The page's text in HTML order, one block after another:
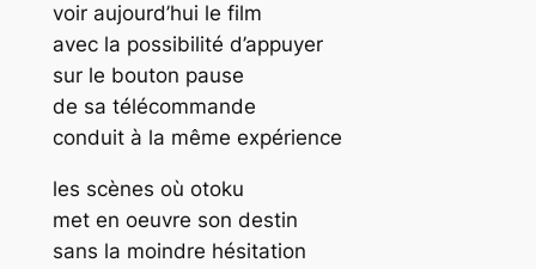
voir aujourd’hui le film
avec la possibilité d’appuyer
sur le bouton pause
de sa télécommande
conduit à la même expérience
les scènes où otoku
met en oeuvre son destin
sans la moindre hésitation